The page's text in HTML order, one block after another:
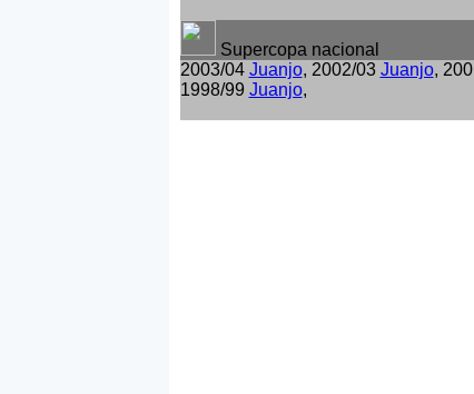
Supercopa nacional
2003/04 Juanjo, 2002/03 Juanjo,
1998/99 Juanjo,